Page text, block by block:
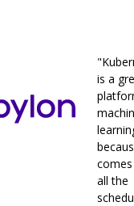
is a
all the